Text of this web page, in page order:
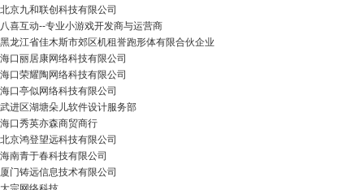
北京九和联创科技有限公司
八喜互动--专业小游戏开发商与运营商
黑龙江省佳木斯市郊区机租誉跑形体有限合伙企业
海口丽居康网络科技有限公司
海口荣耀陶网络科技有限公司
海口亭似网络科技有限公司
武进区湖塘朵儿软件设计服务部
海口秀英亦森商贸商行
北京鸿登望远科技有限公司
海南青于春科技有限公司
厦门铸远信息技术有限公司